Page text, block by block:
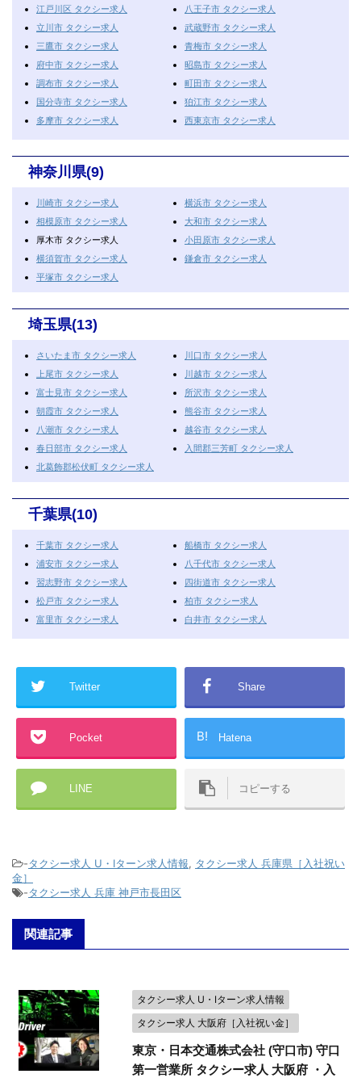
江戸川区 タクシー求人
八王子市 タクシー求人
立川市 タクシー求人
武蔵野市 タクシー求人
三鷹市 タクシー求人
青梅市 タクシー求人
府中市 タクシー求人
昭島市 タクシー求人
調布市 タクシー求人
町田市 タクシー求人
国分寺市 タクシー求人
狛江市 タクシー求人
多摩市 タクシー求人
西東京市 タクシー求人
神奈川県(9)
川崎市 タクシー求人
横浜市 タクシー求人
相模原市 タクシー求人
大和市 タクシー求人
厚木市 タクシー求人
小田原市 タクシー求人
横須賀市 タクシー求人
鎌倉市 タクシー求人
平塚市 タクシー求人
埼玉県(13)
さいたま市 タクシー求人
川口市 タクシー求人
上尾市 タクシー求人
川越市 タクシー求人
富士見市 タクシー求人
所沢市 タクシー求人
朝霞市 タクシー求人
熊谷市 タクシー求人
八潮市 タクシー求人
越谷市 タクシー求人
春日部市 タクシー求人
入間郡三芳町 タクシー求人
北葛飾郡松伏町 タクシー求人
千葉県(10)
千葉市 タクシー求人
船橋市 タクシー求人
浦安市 タクシー求人
八千代市 タクシー求人
習志野市 タクシー求人
四街道市 タクシー求人
松戸市 タクシー求人
柏市 タクシー求人
富里市 タクシー求人
白井市 タクシー求人
Twitter Share
Pocket B! Hatena
LINE コピーする
-タクシー求人 U・Iターン求人情報, タクシー求人 兵庫県［入社祝い
金］
-タクシー求人 兵庫 神戸市長田区
関連記事
タクシー求人 U・Iターン求人情報
タクシー求人 大阪府［入社祝い金］
東京・日本交通株式会社 (守口市) 守口
第一営業所 タクシー求人 大阪府 ・入